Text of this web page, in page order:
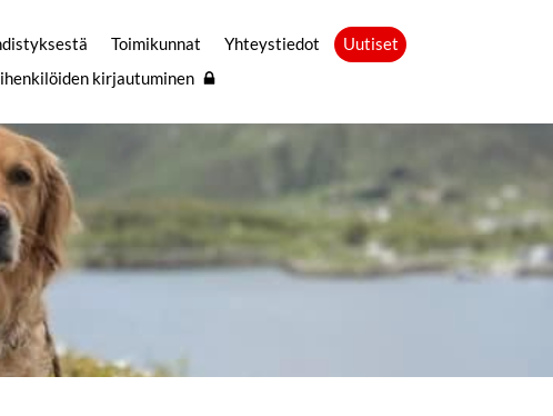
Toimikunnat Yhteystiedot
Uutiset
kirjautuminen